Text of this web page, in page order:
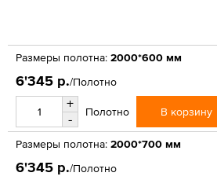
Размеры полотна: 2000*600 мм
6'345 р./Полотно
+
-
Полотно В корзину
Размеры полотна: 2000*700 мм
6'345 р./Полотно